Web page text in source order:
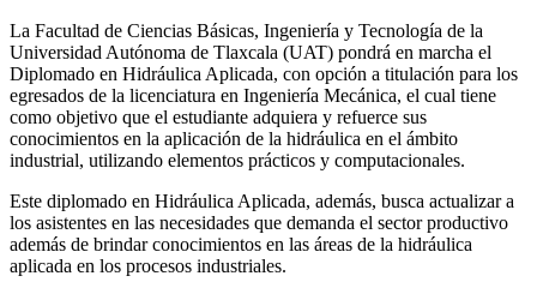
La Facultad de Ciencias Básicas, Ingeniería y Tecnología de la
Universidad Autónoma de Tlaxcala (UAT) pondrá en marcha el
Diplomado en Hidráulica Aplicada, con opción a titulación para los
egresados de la licenciatura en Ingeniería Mecánica, el cual tiene
como objetivo que el estudiante adquiera y refuerce sus
conocimientos en la aplicación de la hidráulica en el ámbito
industrial, utilizando elementos prácticos y computacionales.
Este diplomado en Hidráulica Aplicada, además, busca actualizar a
los asistentes en las necesidades que demanda el sector productivo
además de brindar conocimientos en las áreas de la hidráulica
aplicada en los procesos industriales.